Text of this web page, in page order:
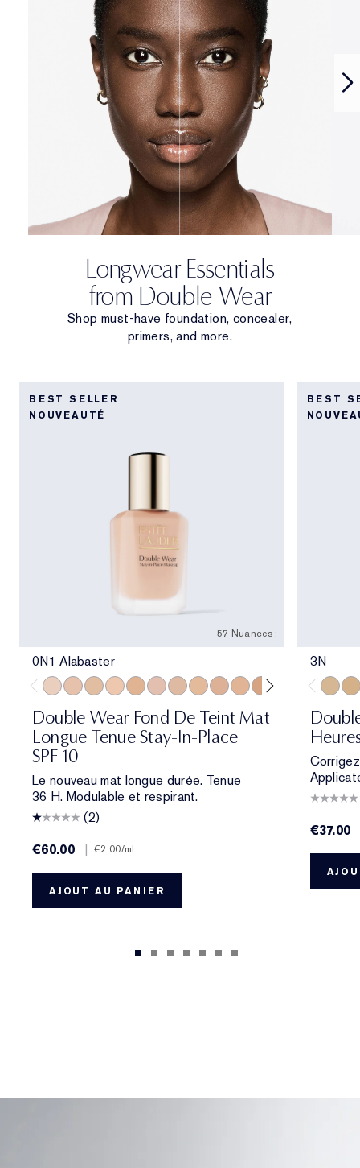
Longwear Essentials
from Double Wear
Shop must-have foundation, concealer,
primers, and more.
BEST SELLER
NOUVEAUTÉ
57 Nuances :
0N1 Alabaster
Double Wear Fond De Teint Mat
Longue Tenue Stay-In-Place
SPF 10
Le nouveau mat longue durée. Tenue
36 H. Modulable et respirant.
(2)
€60.00
| €2.00/ml
AJOUT AU PANIER
BEST
3N
€37.00